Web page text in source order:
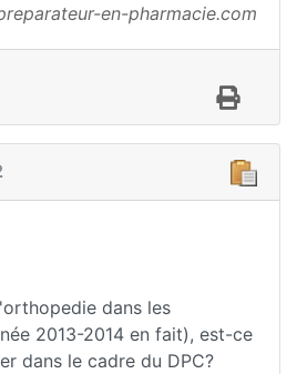
en-pharmacie.com
dans les
2013-2014 en fait), est-ce
dans le cadre du DPC?